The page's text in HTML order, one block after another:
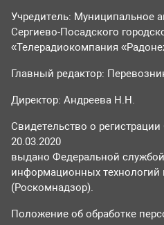
Учредитель: Муниципальное
Сергиево-Посадского
«Телерадиокомпания
Главный редактор:
Директор: Андреева Н.Н.
Свидетельство о
20.03.2020
выдано Федеральной
информационных
(Роскомнадзор).
Положение об обработке